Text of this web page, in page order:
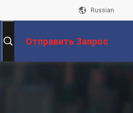
Russian
Отправить Запрос